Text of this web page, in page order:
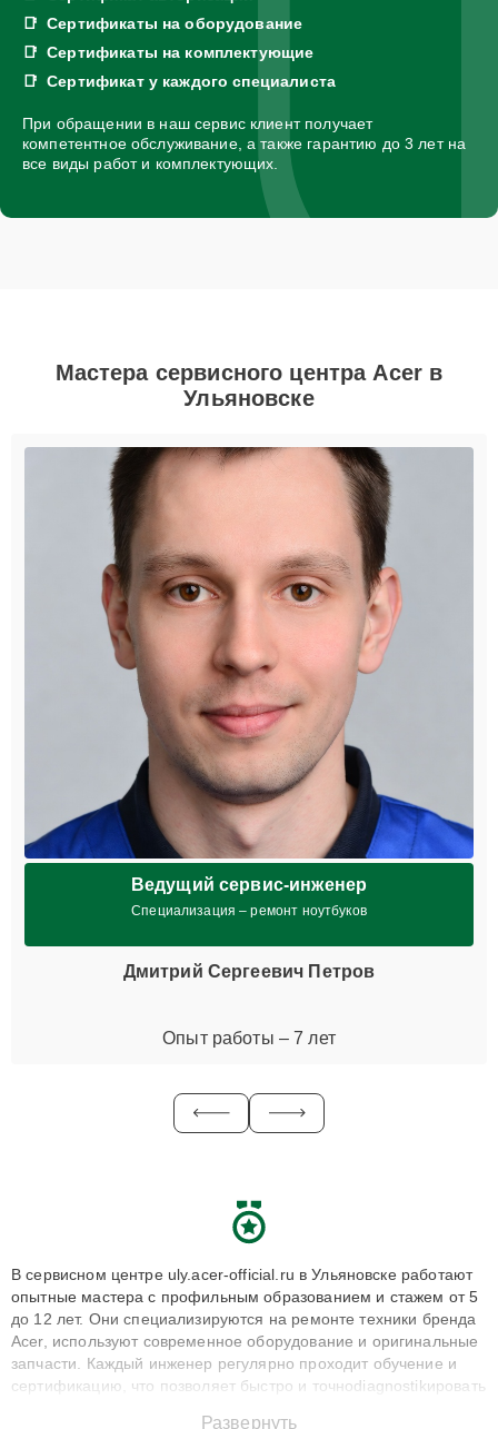
Сертификаты на оборудование
Сертификаты на комплектующие
Сертификат у каждого специалиста
При обращении в наш сервис клиент получает
компетентное обслуживание, а также гарантию до 3 лет на
все виды работ и комплектующих.
Мастера сервисного центра Acer в
Ульяновске
Ведущий сервис-инженер
Специализация – ремонт ноутбуков
Дмитрий Сергеевич Петров
Опыт работы – 7 лет
В сервисном центре uly.acer-official.ru в Ульяновске работают
опытные мастера с профильным образованием и стажем от 5
до 12 лет. Они специализируются на ремонте техники бренда
Acer, используют современное оборудование и оригинальные
запчасти. Каждый инженер регулярно проходит обучение и
сертификацию, что позволяет быстро и точноdiagnostikировать
Развернуть